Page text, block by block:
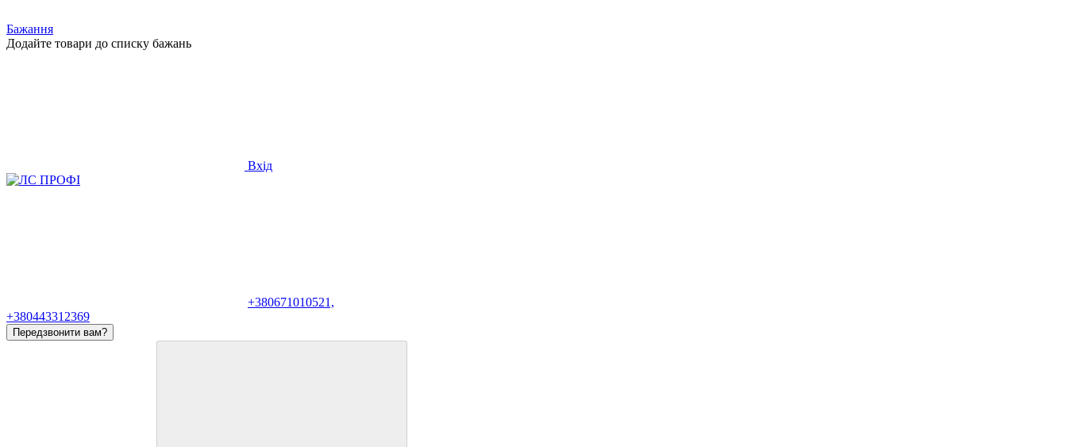
Бажання
Додайте товари до списку бажань
Вхід
+380671010521,
+380443312369
Передзвонити вам?